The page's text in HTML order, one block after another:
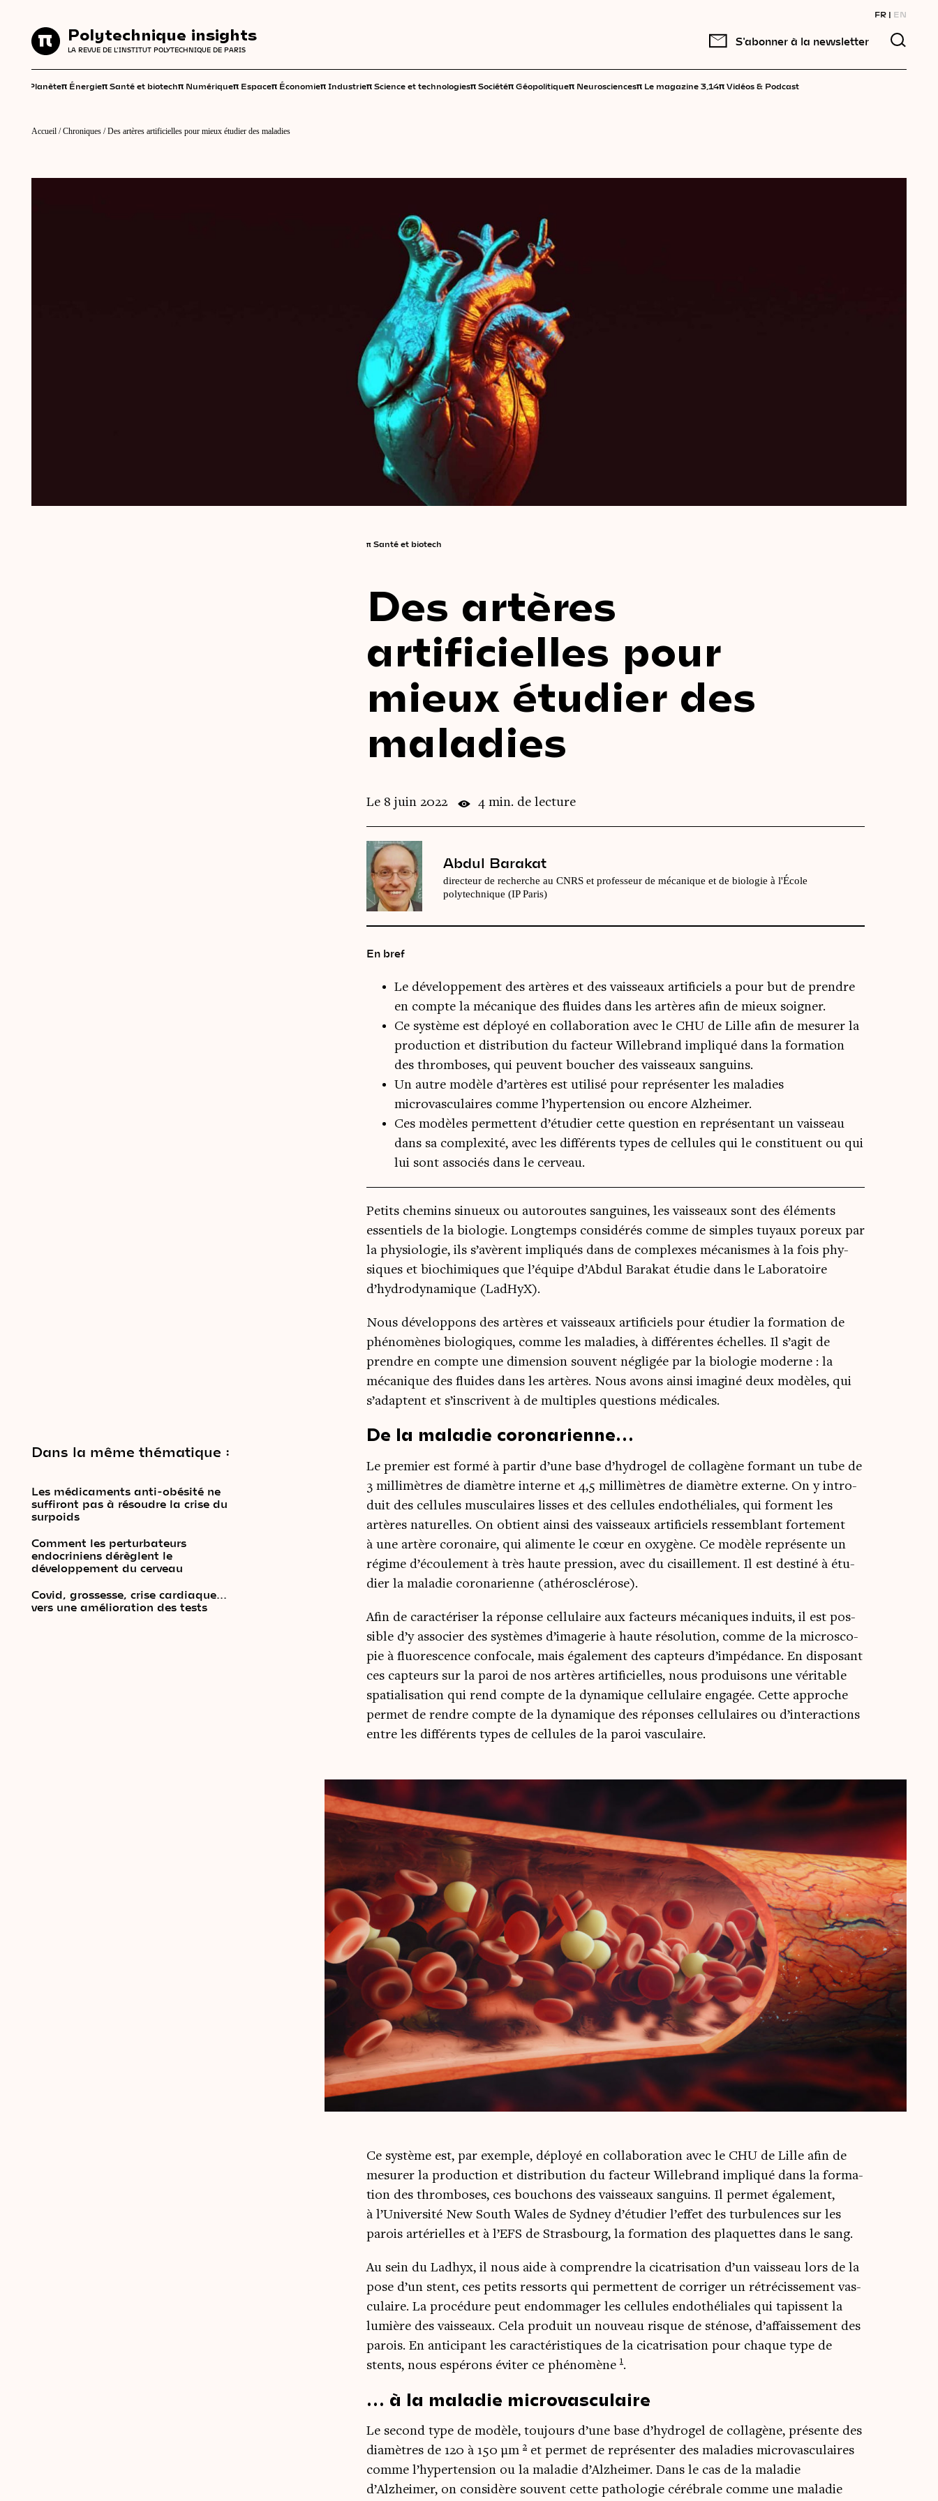
FR EN
Polytechnique insights
LA REVUE DE L'INSTITUT POLYTECHNIQUE DE PARIS
S'abonner à la newsletter
Planèteπ Énergieπ Santé et biotechπ Numériqueπ Espaceπ Économieπ Industrieπ Science et technologiesπ Sociétéπ Géopolitiqueπ Neurosciencesπ Le magazine 3,14π Vidéos & Podcast
Polytechnique insights
LA REVUE DE L'INSTITUT POLYTECHNIQUE DE PARIS
Accueil /Chroniques /Des artères artificielles pour mieux étudier des maladies
Dans la même thématique :
Les médicaments anti-obésité ne
suffiront pas à résoudre la crise du
surpoids
Comment les perturbateurs
endocriniens dérèglent le
développement du cerveau
Covid, grossesse, crise cardiaque…
vers une amélioration des tests
π Santé et biotech
Des artères
artificielles pour
mieux étudier des
maladies
Le 8 juin 2022 4 min. de lecture
Abdul Barakat
directeur de recherche au CNRS et professeur de mécanique et de biologie à l'École
polytechnique (IP Paris)
En bref
Le développement des artères et des vaisseaux artificiels a pour but de prendre
en compte la mécanique des fluides dans les artères afin de mieux soigner.
Ce système est déployé en collaboration avec le CHU de Lille afin de mesurer la
production et distribution du facteur Willebrand impliqué dans la formation
des thromboses, qui peuvent boucher des vaisseaux sanguins.
Un autre modèle d’artères est utilisé pour représenter les maladies
microvasculaires comme l’hypertension ou encore Alzheimer.
Ces modèles permettent d’étudier cette question en représentant un vaisseau
dans sa complexité, avec les différents types de cellules qui le constituent ou qui
lui sont associés dans le cerveau.
Petits che­mins sinueux ou auto­routes san­guines, les vais­seaux sont des élé­ments
essen­tiels de la bio­lo­gie. Long­temps consi­dé­rés comme de simples tuyaux poreux par
la phy­sio­lo­gie, ils s’avèrent impli­qués dans de com­plexes méca­nismes à la fois phy­
siques et bio­chi­miques que l’équipe d’Abdul Bara­kat étu­die dans le Labo­ra­toire
d’hydrodynamique (LadHyX).
Nous déve­lop­pons des artères et vais­seaux arti­fi­ciels pour étu­dier la for­ma­tion de
phé­no­mènes bio­lo­giques, comme les mala­dies, à dif­fé­rentes échelles. Il s’agit de
prendre en compte une dimen­sion sou­vent négli­gée par la bio­lo­gie moderne : la
méca­nique des fluides dans les artères. Nous avons ain­si ima­gi­né deux modèles, qui
s’adaptent et s’inscrivent à de mul­tiples ques­tions médicales.
De la maladie coronarienne…
Le pre­mier est for­mé à par­tir d’une base d’hydrogel de col­la­gène for­mant un tube de
3 mil­li­mètres de dia­mètre interne et 4,5 mil­li­mètres de dia­mètre externe. On y intro­
duit des cel­lules mus­cu­laires lisses et des cel­lules endo­thé­liales, qui forment les
artères natu­relles. On obtient ain­si des vais­seaux arti­fi­ciels res­sem­blant for­te­ment
à une artère coro­naire, qui ali­mente le cœur en oxy­gène. Ce modèle repré­sente un
régime d’écoulement à très haute pres­sion, avec du cisaille­ment. Il est des­ti­né à étu­
dier la mala­die coro­na­rienne (athé­ro­sclé­rose).
Afin de carac­té­ri­ser la réponse cel­lu­laire aux fac­teurs méca­niques induits, il est pos­
sible d’y asso­cier des sys­tèmes d’imagerie à haute réso­lu­tion, comme de la micro­sco­
pie à fluo­res­cence confo­cale, mais éga­le­ment des cap­teurs d’impédance. En dis­po­sant
ces cap­teurs sur la paroi de nos artères arti­fi­cielles, nous pro­dui­sons une véri­table
spa­tia­li­sa­tion qui rend compte de la dyna­mique cel­lu­laire enga­gée. Cette approche
per­met de rendre compte de la dyna­mique des réponses cel­lu­laires ou d’interactions
entre les dif­fé­rents types de cel­lules de la paroi vasculaire.
Ce sys­tème est, par exemple, déployé en col­la­bo­ra­tion avec le CHU de Lille afin de
mesu­rer la pro­duc­tion et dis­tri­bu­tion du fac­teur Wille­brand impli­qué dans la for­ma­
tion des throm­boses, ces bou­chons des vais­seaux san­guins. Il per­met éga­le­ment,
à l’Université New South Wales de Syd­ney d’étudier l’effet des tur­bu­lences sur les
parois arté­rielles et à l’EFS de Stras­bourg, la for­ma­tion des pla­quettes dans le sang.
Au sein du Ladhyx, il nous aide à com­prendre la cica­tri­sa­tion d’un vais­seau lors de la
pose d’un stent, ces petits res­sorts qui per­mettent de cor­ri­ger un rétré­cis­se­ment vas­
cu­laire. La pro­cé­dure peut endom­ma­ger les cel­lules endo­thé­liales qui tapissent la
lumière des vais­seaux. Cela pro­duit un nou­veau risque de sté­nose, d’affaissement des
parois. En anti­ci­pant les carac­té­ris­tiques de la cica­tri­sa­tion pour chaque type de
stents, nous espé­rons évi­ter ce phé­no­mène 1.
… à la maladie microvasculaire
Le second type de modèle, tou­jours d’une base d’hydrogel de col­la­gène, pré­sente des
dia­mètres de 120 à 150 µm 2 et per­met de repré­sen­ter des mala­dies micro­vas­cu­laires
comme l’hypertension ou la mala­die d’Alzheimer. Dans le cas de la mala­die
d’Alzheimer, on consi­dère sou­vent cette patho­lo­gie céré­brale comme une mala­die